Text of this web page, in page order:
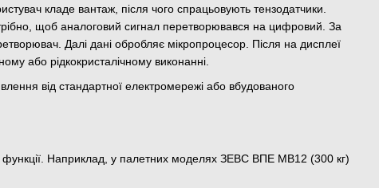
кладе вантаж, після чого спрацьовують тензодатчики.
щоб аналоговий сигнал перетворювався на цифровий. За
Далі дані обробляє мікропроцесор. Після на дисплеї
або рідкокристалічному виконанні.
від стандартної електромережі або вбудованого
функції. Наприклад, у палетних моделях ЗЕВС ВПЕ МВ12 (300 кг)